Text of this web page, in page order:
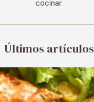
cocinar.
Últimos artículos